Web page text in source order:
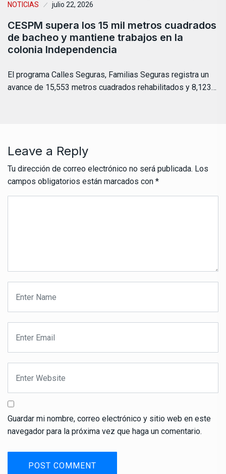
NOTICIAS julio 22, 2026
CESPM supera los 15 mil metros cuadrados
de bacheo y mantiene trabajos en la
colonia Independencia
El programa Calles Seguras, Familias Seguras registra un
avance de 15,553 metros cuadrados rehabilitados y 8,123…
Leave a Reply
Tu dirección de correo electrónico no será publicada. Los
campos obligatorios están marcados con *
Guardar mi nombre, correo electrónico y sitio web en este
navegador para la próxima vez que haga un comentario.